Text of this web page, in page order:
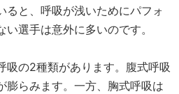
ると、呼吸が浅いためにパフォ
選手は意外に多いのです。
吸の2種類があります。腹式呼吸
膨らみます。一方、胸式呼吸は